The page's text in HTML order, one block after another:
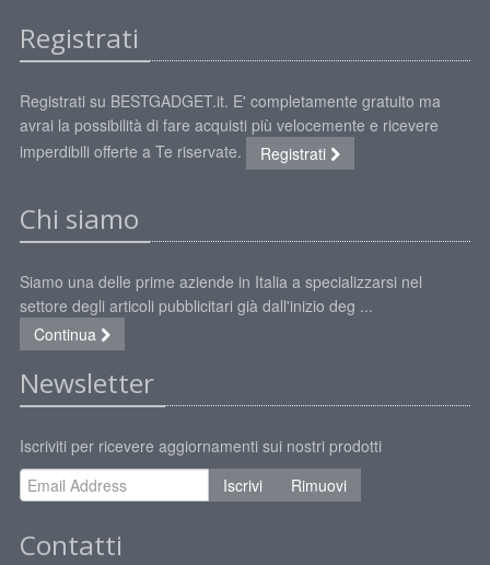
Registrati
Registrati su BESTGADGET.it. E' completamente gratuito ma
avrai la possibilità di fare acquisti più velocemente e ricevere
imperdibili offerte a Te riservate.
Registrati
Chi siamo
Siamo una delle prime aziende in Italia a specializzarsi nel
settore degli articoli pubblicitari già dall'inizio deg ...
Continua
Newsletter
Iscriviti per ricevere aggiornamenti sui nostri prodotti
Iscrivi
Rimuovi
Contatti